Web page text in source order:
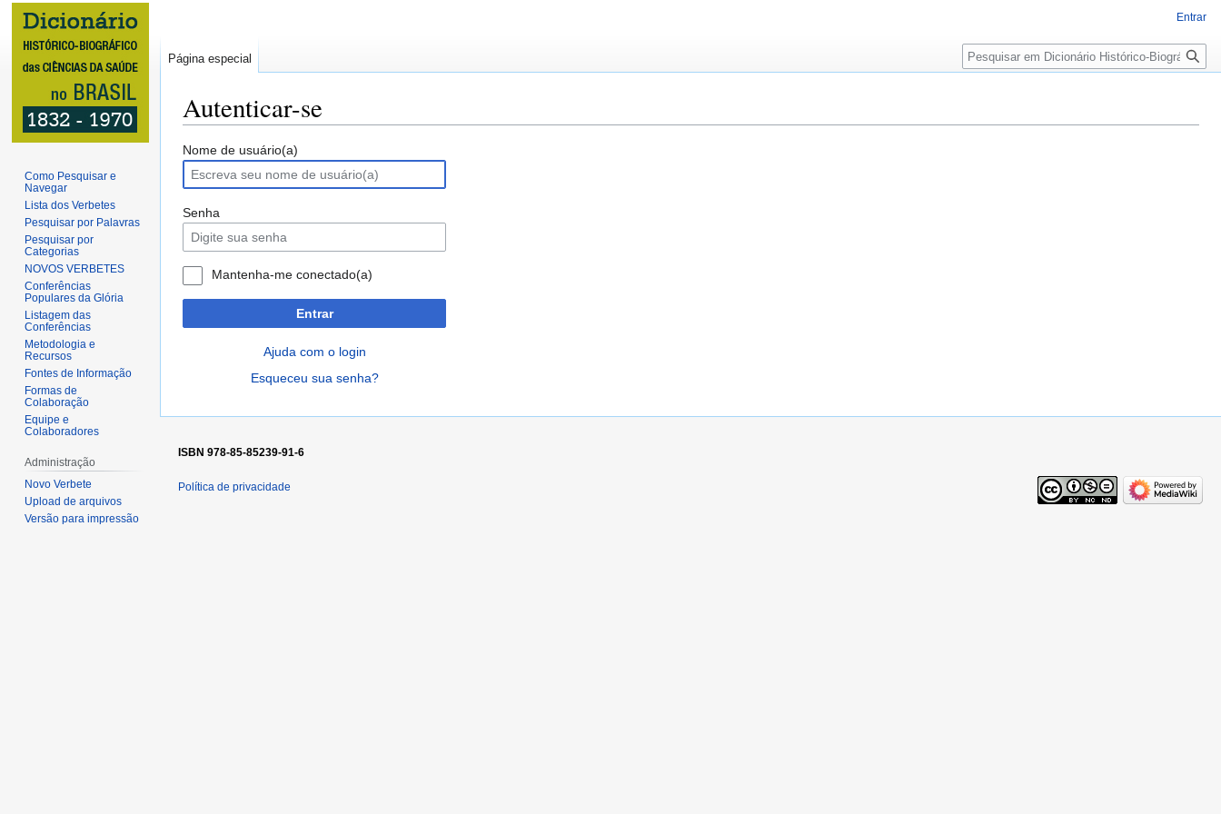
Autenticar-se
Ir
para
navegação
Ir
para
pesquisar
Nome de usuário(a)
Senha
Mantenha-me conectado(a)
Entrar
Ajuda com o login
Esqueceu sua senha?
Entrar
Página especial Pesquisa
Como Pesquisar e
Navegar
Lista dos Verbetes
Pesquisar por Palavras
Pesquisar por
Categorias
NOVOS VERBETES
Conferências
Populares da Glória
Listagem das
Conferências
Metodologia e
Recursos
Fontes de Informação
Formas de
Colaboração
Equipe e
Colaboradores
Administração
Novo Verbete
Upload de arquivos
Versão para impressão
ISBN 978-85-85239-91-6
Política de privacidade